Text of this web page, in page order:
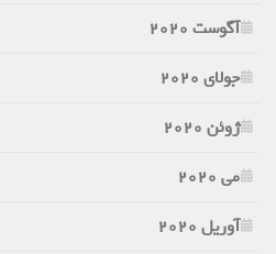
آگوست 2020
جولای 2020
ژوئن 2020
می 2020
آوریل 2020